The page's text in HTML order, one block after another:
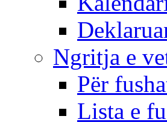
Ngritja e
Për
Lista e